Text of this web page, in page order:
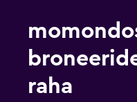
raha